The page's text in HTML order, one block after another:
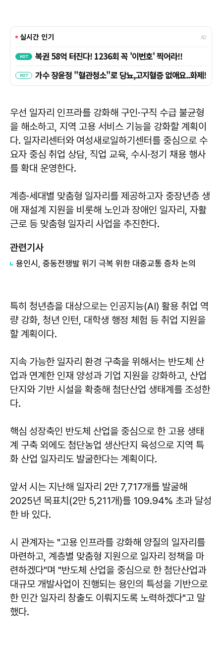
우선 일자리 인프라를 강화해 구인·구직 수급 불균형
을 해소하고, 지역 고용 서비스 기능을 강화할 계획이
다. 일자리센터와 여성새로일하기센터를 중심으로 수
요자 중심 취업 상담, 직업 교육, 수시·정기 채용 행사
를 확대 운영한다.
계층·세대별 맞춤형 일자리를 제공하고자 중장년층 생
애 재설계 지원을 비롯해 노인과 장애인 일자리, 자활
근로 등 맞춤형 일자리 사업을 추진한다.
관련기사
용인시, 중동전쟁발 위기 극복 위한 대중교통 증차 논의
특히 청년층을 대상으로는 인공지능(AI) 활용 취업 역
량 강화, 청년 인턴, 대학생 행정 체험 등 취업 지원을
할 계획이다.
지속 가능한 일자리 환경 구축을 위해서는 반도체 산
업과 연계한 인재 양성과 기업 지원을 강화하고, 산업
단지와 기반 시설을 확충해 첨단산업 생태계를 조성한
다.
핵심 성장축인 반도체 산업을 중심으로 한 고용 생태
계 구축 외에도 첨단농업 생산단지 육성으로 지역 특
화 산업 일자리도 발굴한다는 계획이다.
앞서 시는 지난해 일자리 2만 7,717개를 발굴해
2025년 목표치(2만 5,211개)를 109.94% 초과 달성
한 바 있다.
시 관계자는 "고용 인프라를 강화해 양질의 일자리를
마련하고, 계층별 맞춤형 지원으로 일자리 정책을 마
련하겠다"며 "반도체 산업을 중심으로 한 첨단산업과
대규모 개발사업이 진행되는 용인의 특성을 기반으로
한 민간 일자리 창출도 이뤄지도록 노력하겠다"고 말
했다.